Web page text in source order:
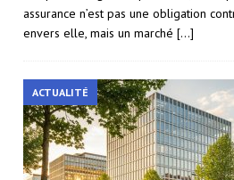
assurance n’est pas une obligation
envers elle, mais un marché […]
ACTUALITÉ